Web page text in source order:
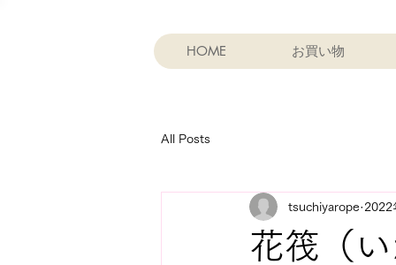
HOME お買い物
All Posts
花筏（
tsuchiyarope 2022